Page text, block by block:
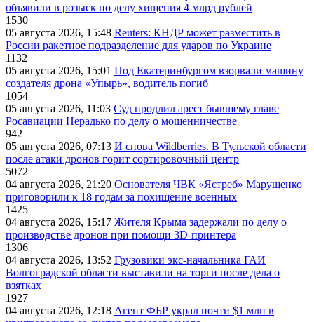
объявили в розыск по делу хищения 4 млрд рублей
1530
05 августа 2026, 15:48 Reuters: КНДР может разместить в
России ракетное подразделение для ударов по Украине
1132
05 августа 2026, 15:01 Под Екатеринбургом взорвали машину
создателя дрона «Упырь», водитель погиб
1054
05 августа 2026, 11:03 Суд продлил арест бывшему главе
Росавиации Нерадько по делу о мошенничестве
942
05 августа 2026, 07:13 И снова Wildberries. В Тульской области
после атаки дронов горит сортировочный центр
5072
04 августа 2026, 21:20 Основателя ЧВК «Ястреб» Марущенко
приговорили к 18 годам за похищение военных
1425
04 августа 2026, 15:17 Жителя Крыма задержали по делу о
производстве дронов при помощи 3D‑принтера
1306
04 августа 2026, 13:52 Грузовики экс-начальника ГАИ
Волгоградской области выставили на торги после дела о
взятках
1927
04 августа 2026, 12:18 Агент ФБР украл почти $1 млн в